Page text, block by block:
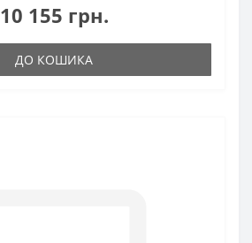
10 155 грн.
ДО КОШИКА